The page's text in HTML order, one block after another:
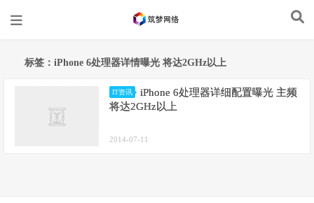
标签：iPhone 6处理器详情曝光 将达2GHz以上
IT资讯
iPhone 6处理器详细配置曝光 主频
将达2GHz以上
2014-07-11